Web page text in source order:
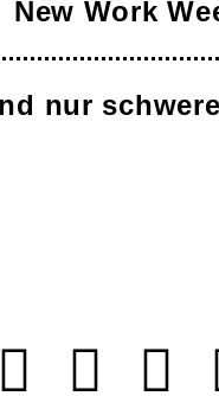
New Work
nur